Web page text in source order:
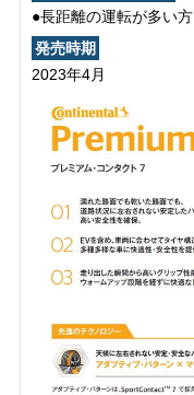
●長距離の運転が多い方
発売時期
2023年4月